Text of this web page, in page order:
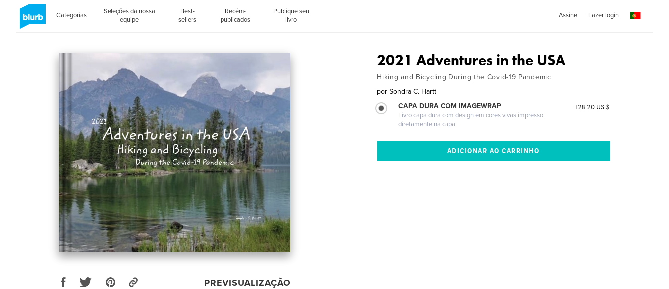
Categorias
Seleções da nossa
equipe
Best-
sellers
Recém-
publicados
Publique seu
livro
Assine Fazer login
PREVISUALIZAÇÃO
2021 Adventures in the USA
Hiking and Bicycling During the Covid-19 Pandemic
por Sondra C. Hartt
CAPA DURA COM IMAGEWRAP
Livro capa dura com design em cores vivas impresso
diretamente na capa
128.20 US $